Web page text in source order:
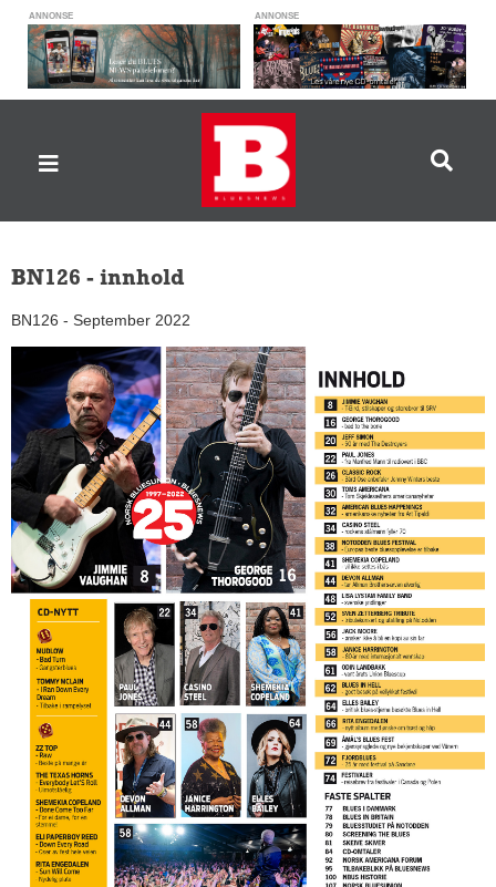
ANNONSE ANNONSE
BN126 - innhold
BN126 - September 2022